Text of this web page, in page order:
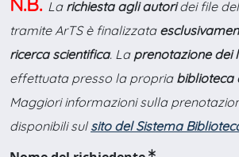
La richiesta agli autoridei file
tramite ArTS è finalizzata
ricerca scientifica. La prenotazione dei
effettuata presso la propria biblioteca
Maggiori informazioni sulla
disponibili sul sito del Sistema